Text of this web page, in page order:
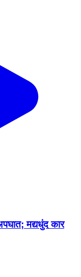
मद्यधुंद कार